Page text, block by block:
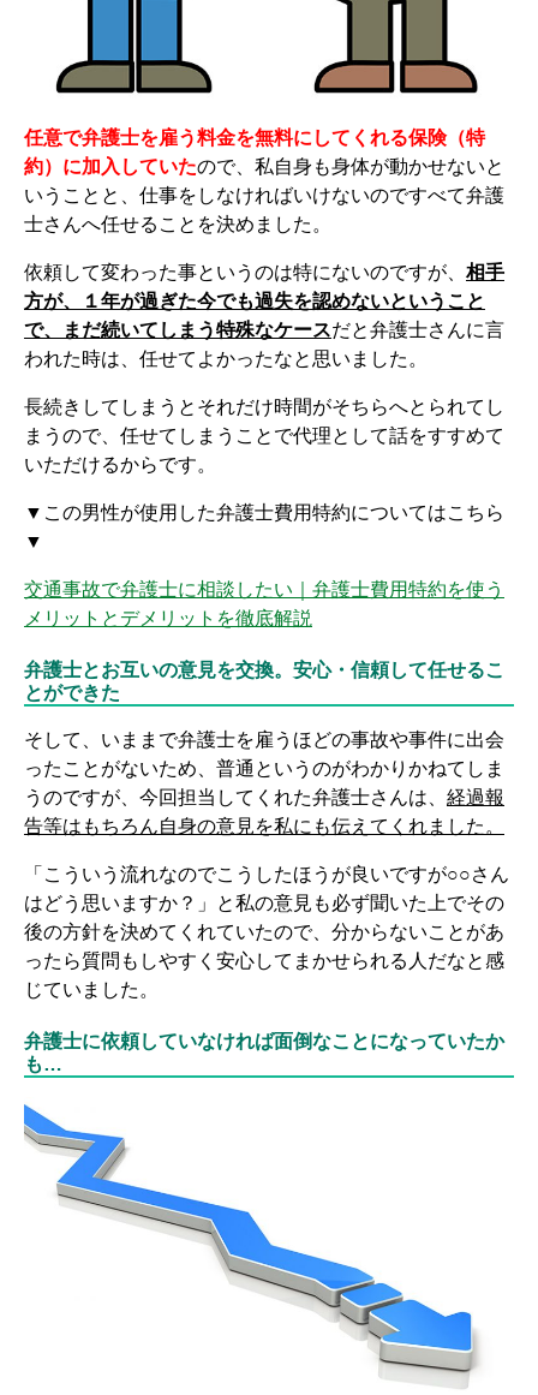
任意で弁護士を雇う料金を無料にしてくれる保険（特
約）に加入していたので、私自身も身体が動かせないと
いうことと、仕事をしなければいけないのですべて弁護
士さんへ任せることを決めました。
依頼して変わった事というのは特にないのですが、 相手
方が、１年が過ぎた今でも過失を認めないということ
で、まだ続いてしまう特殊なケースだと弁護士さんに言
われた時は、任せてよかったなと思いました。
長続きしてしまうとそれだけ時間がそちらへとられてし
まうので、任せてしまうことで代理として話をすすめて
いただけるからです。
▼この男性が使用した弁護士費用特約についてはこちら
▼
交通事故で弁護士に相談したい｜弁護士費用特約を使う
メリットとデメリットを徹底解説
弁護士とお互いの意見を交換。安心・信頼して任せるこ
とができた
そして、いままで弁護士を雇うほどの事故や事件に出会
ったことがないため、普通というのがわかりかねてしま
うのですが、今回担当してくれた弁護士さんは、 経過報
告等はもちろん自身の意見を私にも伝えてくれました。
「こういう流れなのでこうしたほうが良いですが○○さん
はどう思いますか？」と私の意見も必ず聞いた上でその
後の方針を決めてくれていたので、分からないことがあ
ったら質問もしやすく安心してまかせられる人だなと感
じていました。
弁護士に依頼していなければ面倒なことになっていたか
も…